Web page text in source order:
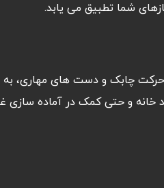
شما تطبیق می یابد.
حرکت چابک و دست های مهاری،
و حتی کمک در آماده سازی